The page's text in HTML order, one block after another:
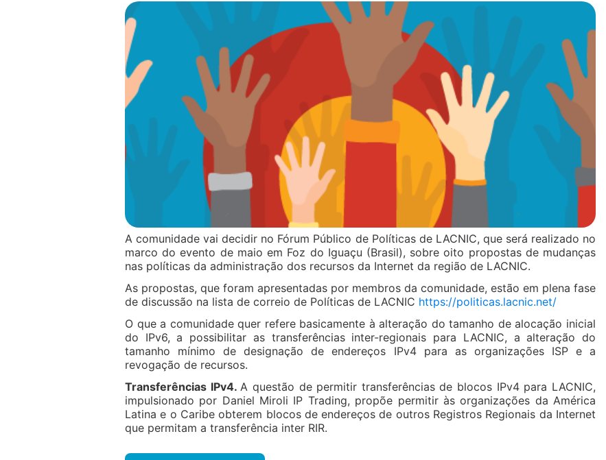
A comunidade vai decidir no Fórum Público de Políticas de LACNIC, que será realizado no
marco do evento de maio em Foz do Iguaçu (Brasil), sobre oito propostas de mudanças
nas políticas da administração dos recursos da Internet da região de LACNIC.
As propostas, que foram apresentadas por membros da comunidade, estão em plena fase
de discussão na lista de correio de Políticas de LACNIC https://politicas.lacnic.net/
O que a comunidade quer refere basicamente à alteração do tamanho de alocação inicial
do IPv6, a possibilitar as transferências inter-regionais para LACNIC, a alteração do
tamanho mínimo de designação de endereços IPv4 para as organizações ISP e a
revogação de recursos.
Transferências IPv4.A questão de permitir transferências de blocos IPv4 para LACNIC,
impulsionado por Daniel Miroli IP Trading, propõe permitir às organizações da América
Latina e o Caribe obterem blocos de endereços de outros Registros Regionais da Internet
que permitam a transferência inter RIR.